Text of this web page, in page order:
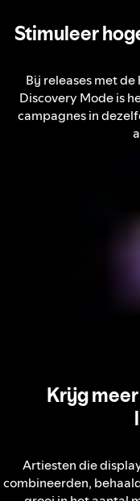
Stimuleer
Bij releases met
Discovery Mode is
campagnes in
Krijg
Artiesten die
combineerden,